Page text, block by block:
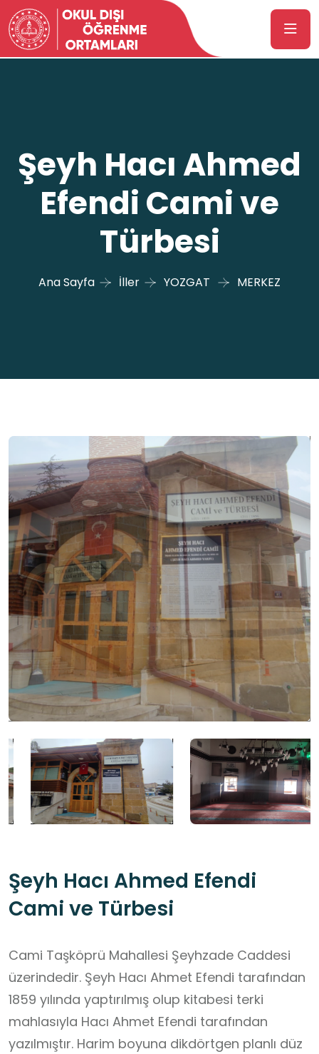
Şeyh Hacı Ahmed
Efendi Cami ve
Türbesi
Ana Sayfa İller YOZGAT MERKEZ
Şeyh Hacı Ahmed Efendi
Cami ve Türbesi
Cami Taşköprü Mahallesi Şeyhzade Caddesi
üzerindedir. Şeyh Hacı Ahmet Efendi tarafından
1859 yılında yaptırılmış olup kitabesi terki
mahlasıyla Hacı Ahmet Efendi tarafından
yazılmıştır. Harim boyuna dikdörtgen planlı düz